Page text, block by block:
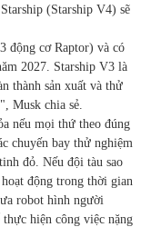
(Starship V4) sẽ
động cơ Raptor) và có
2027. Starship V3 là
thành sản xuất và thử
Musk chia sẻ.
nếu mọi thứ theo đúng
chuyến bay thử nghiệm
đỏ. Nếu đội tàu sao
động trong thời gian
robot hình người
hiện công việc nặng